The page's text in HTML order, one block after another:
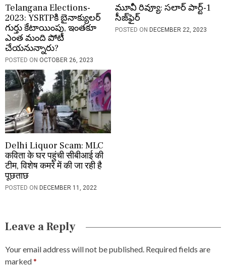
Telangana Elections-
2023: YSRTPకి బైనాక్యులర్
గుర్తు కేటాయింపు, ఇంతకూ
ఎంత మంది పోటీ
చేయనున్నారు?
POSTED ON OCTOBER 26, 2023
మూవీ రివ్యూ: సలార్ పార్ట్-1
సీజ్‌ఫైర్
POSTED ON DECEMBER 22, 2023
Delhi Liquor Scam: MLC
कविता के घर पहुंची सीबीआई की
टीम, विशेष कमरे में की जा रही है
पूछताछ
POSTED ON DECEMBER 11, 2022
Leave a Reply
Your email address will not be published. Required fields are
marked*